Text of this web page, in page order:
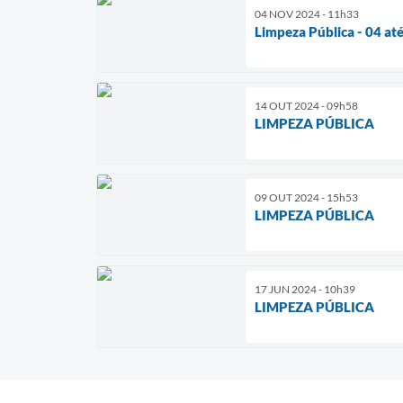
04 NOV 2024 - 11h33
Limpeza Pública - 04
14 OUT 2024 - 09h58
LIMPEZA PÚBLICA
09 OUT 2024 - 15h53
LIMPEZA PÚBLICA
17 JUN 2024 - 10h39
LIMPEZA PÚBLICA